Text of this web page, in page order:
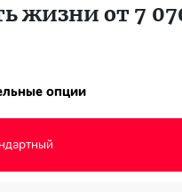
жизни от 7
опции